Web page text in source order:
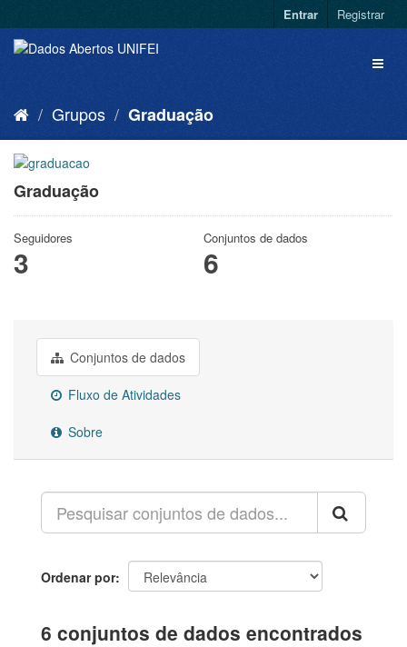
Entrar Registrar
Grupos Graduação
Graduação
Seguidores
3
Conjuntos de dados
6
Conjuntos de dados
Fluxo de Atividades
Sobre
Ordenar por
6 conjuntos de dados encontrados